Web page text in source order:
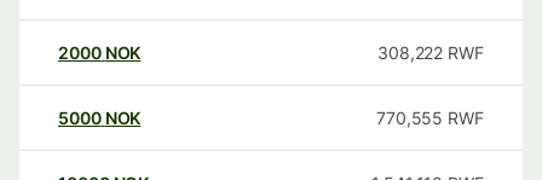
2000 NOK 308,222 RWF
5000 NOK 770,555 RWF